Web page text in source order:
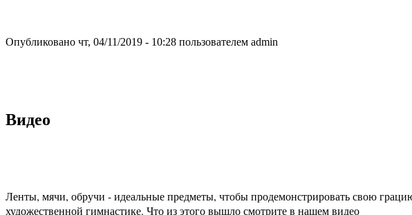
Опубликовано чт, 04/11/2019 - 10:28 пользователем admin
Видео
Ленты, мячи, обручи - идеальные предметы, чтобы продемонстрировать свою
художественной гимнастике. Что из этого вышло смотрите в нашем видео